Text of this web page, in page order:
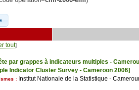
tout]
par grappes à indicateurs multiples -
Indicator Cluster Survey - Cameroon 2006]
: Institut Nationale de la Statistique -